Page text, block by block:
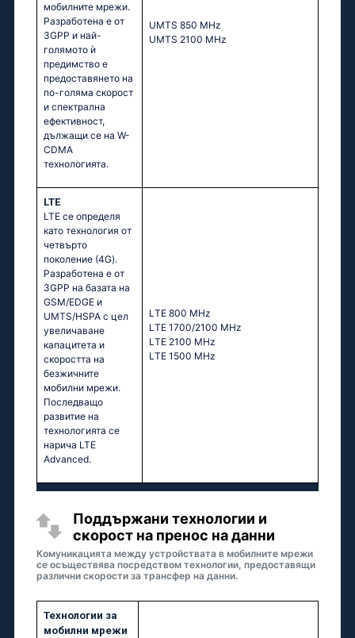
мобилните мрежи.
Разработена е от
3GPP и най-
голямото ѝ
предимство е
предоставянето на
по-голяма скорост
и спектрална
ефективност,
дължащи се на W-
CDMA
технологията.
UМТS 850 МНz
UМТS 2100 МНz
LTE
LTE се определя
като технология от
четвърто
поколение (4G).
Разработена е от
3GPP на базата на
GSM/EDGE и
UMTS/HSPA с цел
увеличаване
капацитета и
скоростта на
безжичните
мобилни мрежи.
Последващо
развитие на
технологията се
нарича LTE
Advanced.
LТЕ 800 МНz
LТЕ 1700/2100 МНz
LТЕ 2100 МНz
LТЕ 1500 МНz
Поддържани технологии и
скорост на пренос на данни
Комуникацията между устройствата в мобилните мрежи
се осъществява посредством технологии, предоставящи
различни скорости за трансфер на данни.
Технологии за
мобилни мрежи